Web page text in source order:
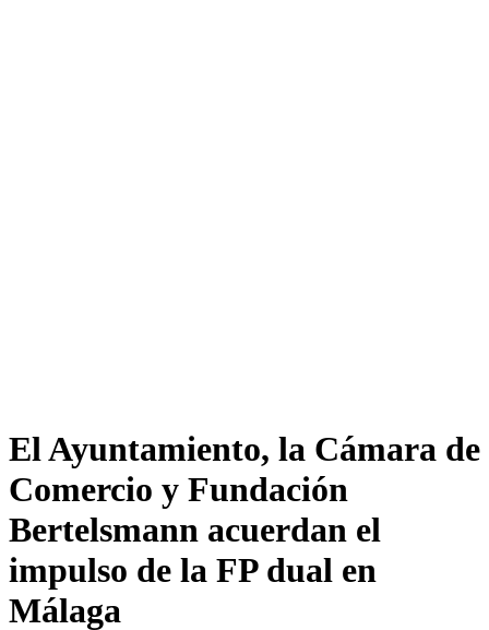
El Ayuntamiento, la Cámara de
Comercio y Fundación
Bertelsmann acuerdan el
impulso de la FP dual en
Málaga